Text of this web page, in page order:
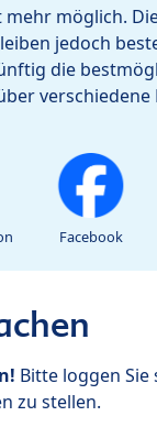
möglich.
jedoch
die
verschiedene
Facebook
Bitte loggen Sie
zu stellen.